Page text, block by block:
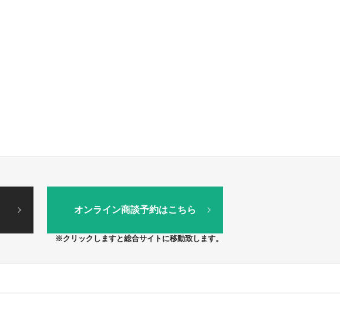
オンライン商談予約はこちら
※クリックしますと総合サイトに移動致します。